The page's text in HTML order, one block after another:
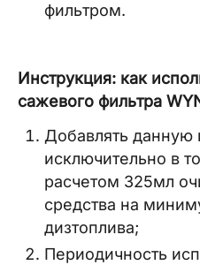
фильтром.
Инструкция: как
сажевого фильтра
Добавлять данную
исключительно в
расчетом 325мл
средства на
дизтоплива;
Периодичность